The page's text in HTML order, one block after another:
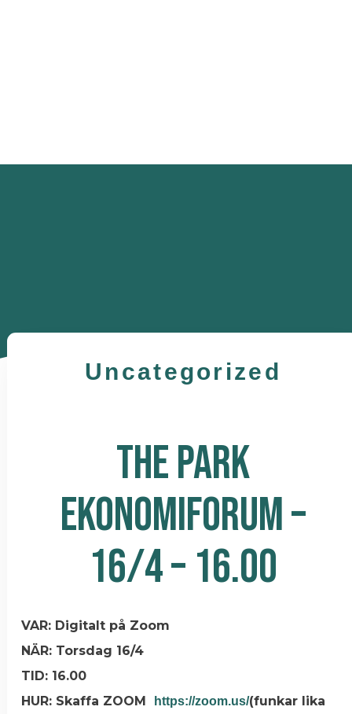
Uncategorized
THE PARK
EKONOMIFORUM –
16/4 – 16.00
VAR: Digitalt på Zoom
NÄR: Torsdag 16/4
TID: 16.00
HUR: Skaffa ZOOM
https://zoom.us/(funkar lika